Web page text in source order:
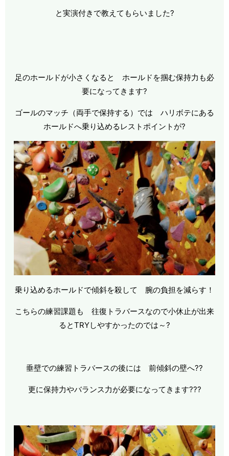
と実演付きで教えてもらいました?
足のホールドが小さくなると ホールドを掴む保持力も必
要になってきます?
ゴールのマッチ（両手で保持する）では ハリボテにある
ホールドへ乗り込めるレストポイントが?
乗り込めるホールドで傾斜を殺して 腕の負担を減らす！
こちらの練習課題も 往復トラバースなので小休止が出来
るとTRYしやすかったのでは～?
垂壁での練習トラバースの後には 前傾斜の壁へ??
更に保持力やバランス力が必要になってきます???